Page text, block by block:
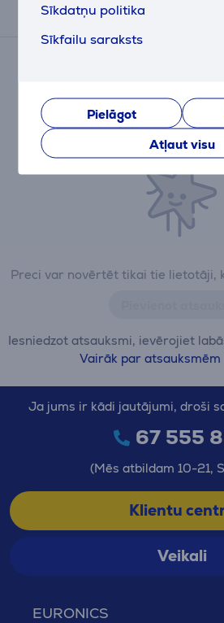
Sīkdatņu politika
Sīkfailu saraksts
Pielāgot
Atļaut visu
Atsauksmes
Preci var novērtēt tikai tie lietotāji,
Iesniedzot atsauksmi, ievērojiet
Vairāk par
ieguldījumu un pirmajam/
atsauksmi par preci.
EURONICS
Ja jums ir kādi jautājumi, droši
67 555
(Mēs atbildam 10-21,
Klientu
Veikali